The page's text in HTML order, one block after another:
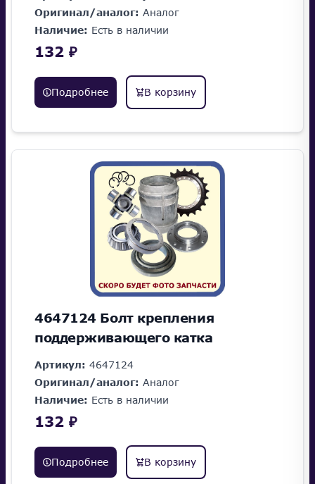
Оригинал/аналог: Аналог
Наличие: Есть в наличии
132 ₽
Подробнее В корзину
4647124 Болт крепления
поддерживающего катка
Артикул: 4647124
Оригинал/аналог: Аналог
Наличие: Есть в наличии
132 ₽
Подробнее В корзину